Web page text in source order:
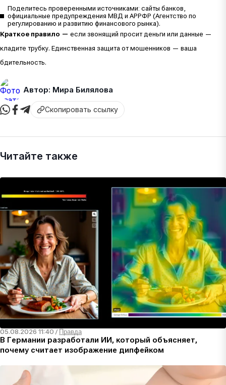
Поделитесь проверенными источниками: сайты банков,
официальные предупреждения МВД и АРРФР (Агентство по
регулированию и развитию финансового рынка).
Краткое правило — если звонящий просит деньги или данные —
кладите трубку. Единственная защита от мошенников — ваша
бдительность.
Автор: Мира Билялова
Скопировать ссылку
Читайте также
05.08.2026 11:40 / Правда
В Германии разработали ИИ, который объясняет,
почему считает изображение дипфейком